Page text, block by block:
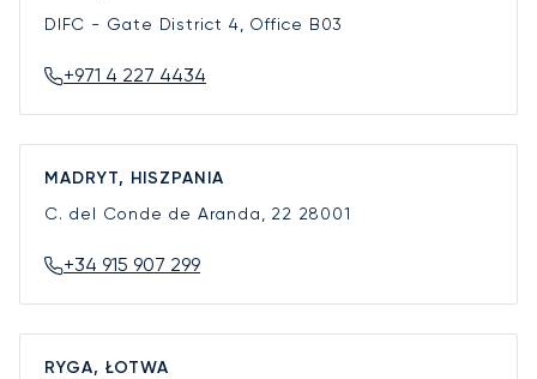
DIFC - Gate District 4, Office B03
+971 4 227 4434
MADRYT, HISZPANIA
C. del Conde de Aranda, 22 28001
+34 915 907 299
RYGA, ŁOTWA